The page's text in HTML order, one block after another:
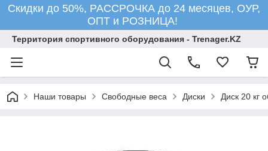
Скидки до 50%, РАССРОЧКА до 24 месяцев, ОУР,
ОПТ и РОЗНИЦА!
Территория спортивного оборудования - Trenager.KZ
Наши товары Свободные веса Диски Диск 20 кг